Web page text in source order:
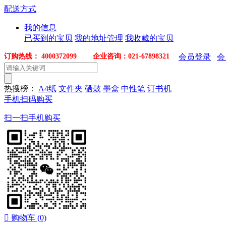
配送方式
我的信息
已买到的宝贝 我的地址管理 我收藏的宝贝
订购热线： 4000372099 企业咨询：021-67898321 会员登录
热搜榜： A4纸 文件夹 硒鼓 墨盒 中性笔 订书机
手机扫码购买
扫一扫手机购买
 购物车 (0)